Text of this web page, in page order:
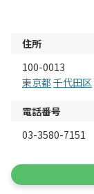
住所
100-0013
東京都 千代田区
電話番号
03-3580-7151